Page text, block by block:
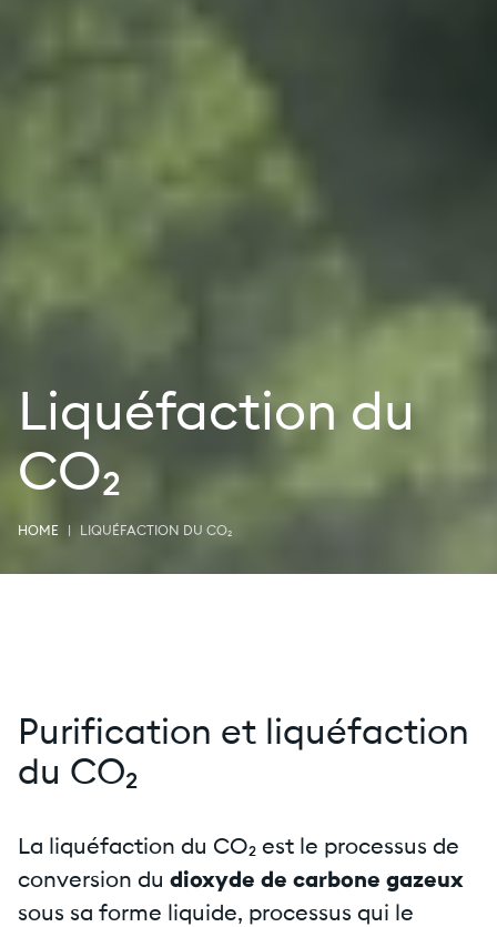
Liquéfaction du
CO₂
HOME LIQUÉFACTION DU CO₂
Purification et liquéfaction
du CO₂
La liquéfaction du CO₂ est le processus de
conversion du dioxyde de carbone gazeux
sous sa forme liquide, processus qui le